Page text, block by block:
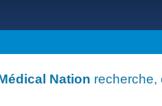
Nation recherche,